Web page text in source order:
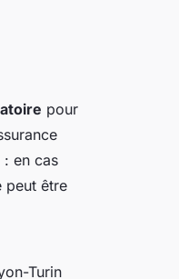
pour
: en cas
peut être
Turin